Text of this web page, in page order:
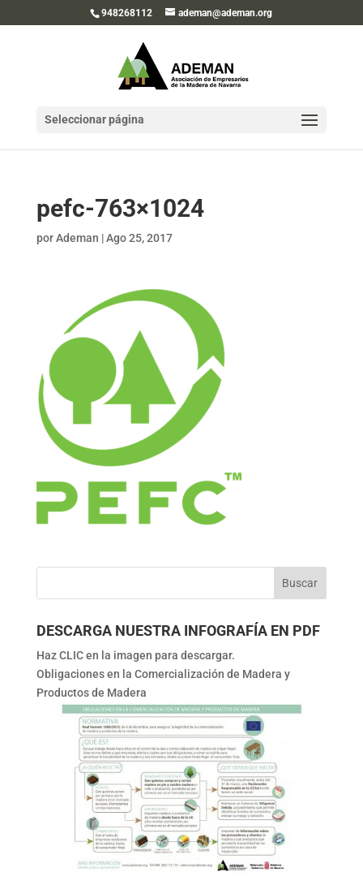
948268112 ademan@ademan.org
Seleccionar página
pefc-763×1024
porAdeman |Ago 25, 2017
DESCARGA NUESTRA INFOGRAFÍA EN PDF
Haz CLIC en la imagen para descargar.
Obligaciones en la Comercialización de Madera y
Productos de Madera